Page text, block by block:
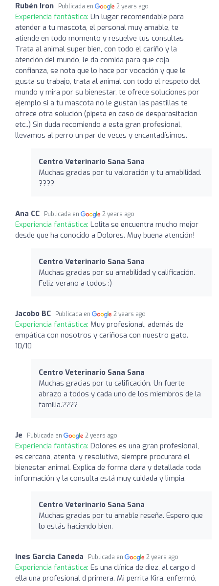
Rubén Iron Publicada en 2 years ago
Experiencia fantástica: Un lugar recomendable para
atender a tu mascota, el personal muy amable, te
atiende en todo momento y resuelve tus consultas
Trata al animal super bien, con todo el cariño y la
atención del mundo, le da comida para que coja
confianza, se nota que lo hace por vocación y que le
gusta su trabajo, trata al animal con todo el respeto del
mundo y mira por su bienestar, te ofrece soluciones por
ejemplo si a tu mascota no le gustan las pastillas te
ofrece otra solución (pipeta en caso de desparasitacion
etc..) Sin duda recomiendo a esta gran profesional,
llevamos al perro un par de veces y encantadísimos.
Centro Veterinario Sana Sana
Muchas gracias por tu valoración y tu amabilidad.
????
Ana CC Publicada en 2 years ago
Experiencia fantástica: Lolita se encuentra mucho mejor
desde que ha conocido a Dolores. Muy buena atención!
Centro Veterinario Sana Sana
Muchas gracias por su amabilidad y calificación.
Feliz verano a todos :)
Jacobo BC Publicada en 2 years ago
Experiencia fantástica: Muy profesional, además de
empática con nosotros y cariñosa con nuestro gato.
10/10
Centro Veterinario Sana Sana
Muchas gracias por tu calificación. Un fuerte
abrazo a todos y cada uno de los miembros de la
familia.????
Je Publicada en 2 years ago
Experiencia fantástica: Dolores es una gran profesional,
es cercana, atenta, y resolutiva, siempre procurará el
bienestar animal. Explica de forma clara y detallada toda
información y la consulta está muy cuidada y limpia.
Centro Veterinario Sana Sana
Muchas gracias por tu amable reseña. Espero que
lo estás haciendo bien.
Ines Garcia Caneda Publicada en 2 years ago
Experiencia fantástica: Es una clínica de diez, al cargo d
ella una profesional d primera. Mi perrita Kira, enfermó,